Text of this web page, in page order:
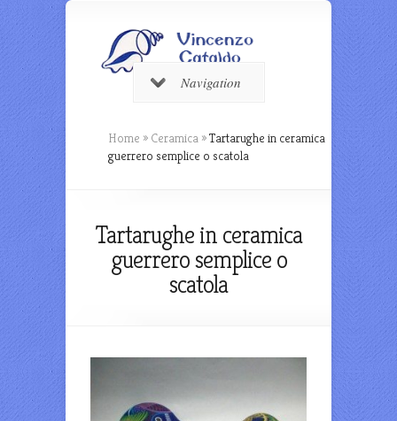
Navigation
Home » Ceramica »Tartarughe in ceramica
guerrero semplice o scatola
Tartarughe in ceramica
guerrero semplice o
scatola